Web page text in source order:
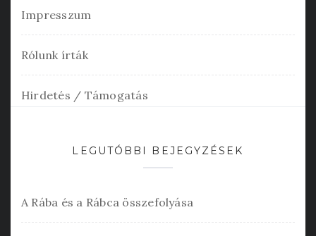
Impresszum
Rólunk írták
Hirdetés / Támogatás
LEGUTÓBBI BEJEGYZÉSEK
A Rába és a Rábca összefolyása